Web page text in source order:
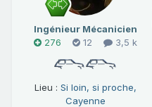
Ingénieur Mécanicien
276
12 3,5 k
Lieu : Si loin, si proche,
Cayenne